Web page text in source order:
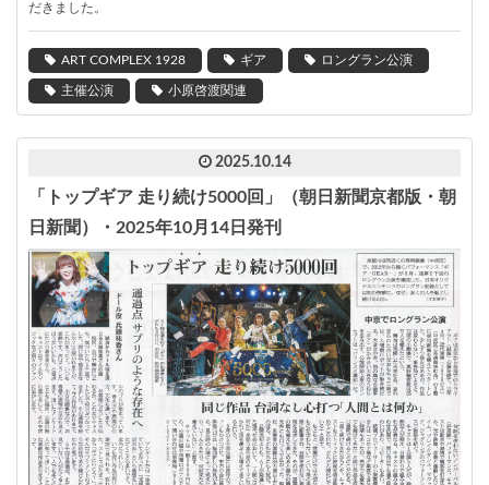
だきました。
ART COMPLEX 1928 ギア ロングラン公演
主催公演 小原啓渡関連
2025.10.14
「トップギア 走り続け5000回」（朝日新聞京都版・朝
日新聞）・2025年10月14日発刊